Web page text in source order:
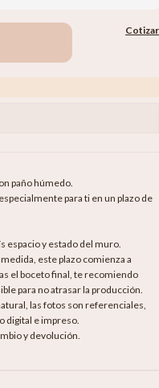
Cotizar
paño húmedo.
para ti en un plazo de
espacio y estado del muro.
este plazo comienza a
el boceto final, te recomiendo
para no atrasar la producción.
las fotos son referenciales,
digital e impreso.
y devolución.